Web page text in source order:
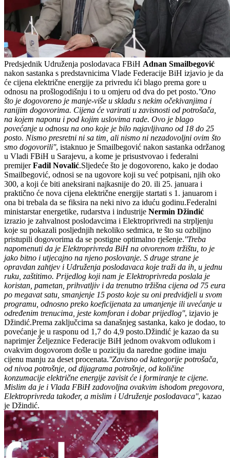
Predsjednik Udruženja poslodavaca FBiH Adnan Smailbegović
nakon sastanka s predstavnicima Vlade Federacije BiH izjavio je da
će cijena električne energije za privredu ići blago prema gore u
odnosu na prošlogodišnju i to u omjeru od dva do pet posto.''Ono
što je dogovoreno je manje-više u skladu s nekim očekivanjima i
ranijim dogovorima. Cijena će varirati u zavisnosti od potrošača,
na kojem naponu i pod kojim uslovima rade. Ovo je blago
povećanje u odnosu na ono koje je bilo najavljivano od 18 do 25
posto. Nismo presretni ni sa tim, ali nismo ni nezadovoljni ovim što
smo dogovorili'', istaknuo je Smailbegović nakon sastanka održanog
u Vladi FBiH u Sarajevu, a kome je prisustvovao i federalni
premijerFadil Novalić.Sljedeće što je dogovoreno, kako je dodao
Smailbegović, odnosi se na ugovore koji su već potpisani, njih oko
300, a koji će biti aneksirani najkasnije do 20. ili 25. januara i
praktično će nova cijena električne energije startati s 1. januarom i
ona bi trebala da se fiksira na neki nivo za iduću godinu.Federalni
ministarstar energetike, rudarstva i industrije Nermin Džindić
izrazio je zahvalnost poslodavcima i Elektroprivredi na strpljenju
koje su pokazali posljednjih nekoliko sedmica, te što su ozbiljno
pristupili dogovorima da se postigne optimalno rješenje.''Treba
napomenuti da je Elektroprivreda BiH na otvorenom tržištu, to je
jako bitno i utjecajno na njeno poslovanje. S druge strane je
opravdan zahtjev i Udruženja poslodavaca koje traži da ih, u jednu
ruku, zaštitimo. Prijedlog koji nam je Elektroprivreda poslala je
koristan, pametan, prihvatljiv i da trenutno tržišna cijena od 75 eura
po megavat satu, smanjenje 15 posto koje su oni predvidjeli u svom
programu, odnosno preko koeficijenata za umanjenje ili uvećanje u
određenim trenucima, jeste komforan i dobar prijedlog'', izjavio je
Džindić.Prema zaključcima sa današnjeg sastanka, kako je dodao, to
povećanje je u rasponu od 1,7 do 4,9 posto.Džindić je kazao da su
naprimjer Željeznice Federacije BiH jednom ovakvom odlukom i
ovakvim dogovorom došle u poziciju da naredne godine imaju
cijenu manju za deset procenata.''Zavisno od kategorije potrošača,
od nivoa potrošnje, od dijagrama potrošnje, od količine
konzumacije električne energije zavisit će i formiranje te cijene.
Mislim da je i Vlada FBiH zadovoljna ovakvim ishodom pregovora,
Elektroprivreda također, a mislim i Udruženje poslodavaca'', kazao
je Džindić.